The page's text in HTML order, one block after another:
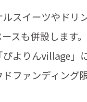
スイーツやドリ
スも併設します。
よりんvillage」
ファンディング